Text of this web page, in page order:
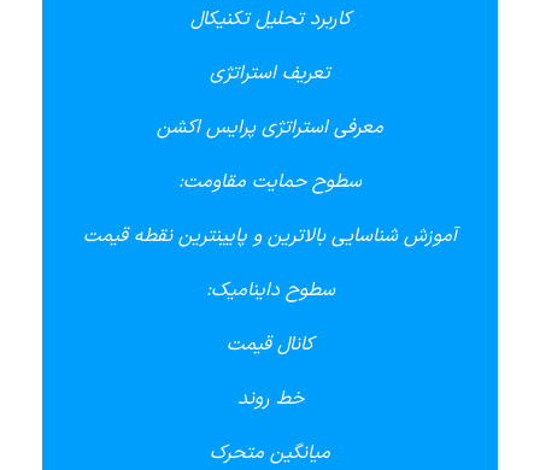
کاربرد تحلیل تکنیکال
تعریف استراتژی
معرفی استراتژی پرایس اکشن
سطوح حمایت مقاومت:
آموزش شناسایی بالاترین و پایینترین نقطه قیمت
سطوح داینامیک:
کانال قیمت
خط روند
میانگین متحرک